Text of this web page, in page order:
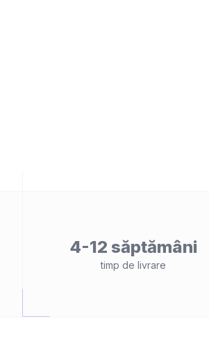
4-12 săptămâni
timp de livrare